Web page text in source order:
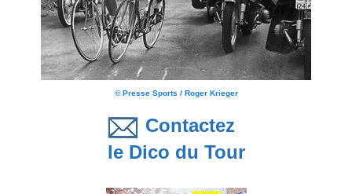
© Presse Sports / Roger Krieger
Contactez
le Dico du Tour